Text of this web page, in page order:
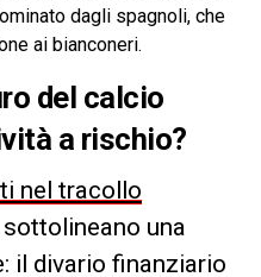
dagli spagnoli, che
ai bianconeri.
del calcio
a rischio?
nel tracollo
sottolineano una
il divario finanziario